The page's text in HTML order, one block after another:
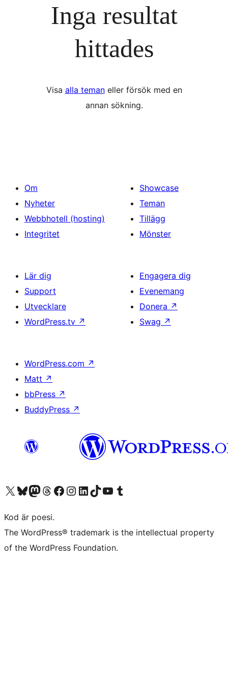
Inga resultat
hittades
Visa alla temaneller försök med en
annan sökning.
Om
Nyheter
Webbhotell (hosting)
Integritet
Showcase
Teman
Tillägg
Mönster
Lär dig
Support
Utvecklare
WordPress.tv ↗
Engagera dig
Evenemang
Donera ↗
Swag ↗
WordPress.com ↗
Matt ↗
bbPress ↗
BuddyPress ↗
Besök vår X-konto (f.d. Twitter)
Besök vårt Bluesky-konto
Besök vårt Mastodon-konto
Besök vårt Thread-konto
Besök vår Facebook-sidaBesök vårt Instagram-konto
Besök vårt LinkedIn-konto
Besök vårt TikTok-konto
Besök vår YouTube-kanalBesök vårt Tumblr-konto
Kod är poesi.
The WordPress® trademark is the intellectual property
of the WordPress Foundation.